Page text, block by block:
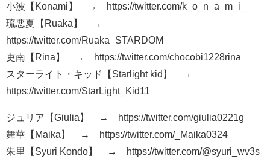
小波【Konami】 → https://twitter.com/k_o_n_a_m_i_
琉悪夏【Ruaka】 →
https://twitter.com/Ruaka_STARDOM
吏南【Rina】 → https://twitter.com/chocobi1228rina
スターライト・キッド【Starlight kid】 →
https://twitter.com/StarLight_Kid11
ジュリア【Giulia】 → https://twitter.com/giulia0221g
舞華【Maika】 → https://twitter.com/_Maika0324
朱里【Syuri Kondo】 → https://twitter.com/@syuri_wv3s